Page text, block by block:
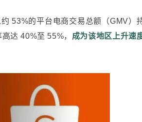
53%的平台电商交易总额（GMV）
达 40%至 55%， 成为该地区上升速